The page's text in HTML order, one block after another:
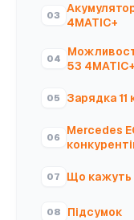
4MATIC+
53 4MATIC+
Зарядка 11
Mercedes
Що кажуть
Підсумок